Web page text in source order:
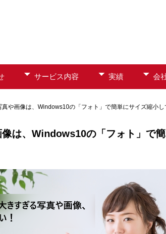
サービス内容 実績 会
や画像は、Windows10の「フォト」で簡単にサイズ縮小し
は、Windows10の「フォト」で